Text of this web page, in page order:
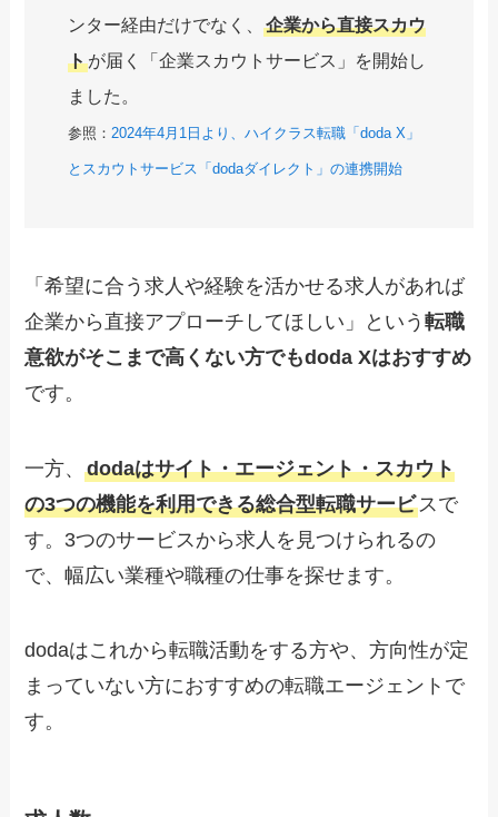
ンター経由だけでなく、企業から直接スカウ
トが届く「企業スカウトサービス」を開始し
ました。
参照： 2024年4月1日より、ハイクラス転職「doda X」
とスカウトサービス「dodaダイレクト」の連携開始
「希望に合う求人や経験を活かせる求人があれば
企業から直接アプローチしてほしい」という転職
意欲がそこまで高くない方でもdoda Xはおすすめ
です。
一方、dodaはサイト・エージェント・スカウト
の3つの機能を利用できる総合型転職サービ スで
す。3つのサービスから求人を見つけられるの
で、幅広い業種や職種の仕事を探せます。
dodaはこれから転職活動をする方や、方向性が定
まっていない方におすすめの転職エージェントで
す。